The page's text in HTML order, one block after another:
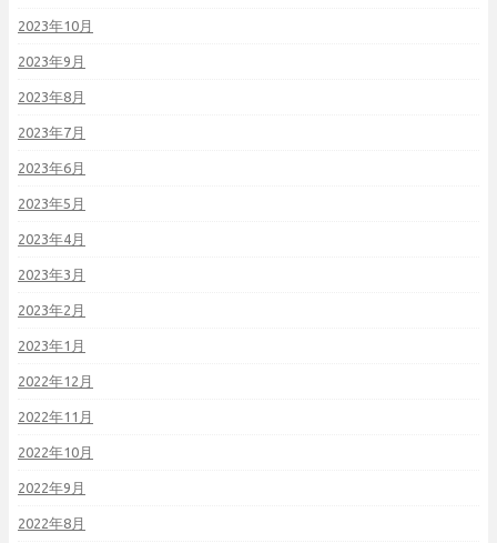
2023年10月
2023年9月
2023年8月
2023年7月
2023年6月
2023年5月
2023年4月
2023年3月
2023年2月
2023年1月
2022年12月
2022年11月
2022年10月
2022年9月
2022年8月